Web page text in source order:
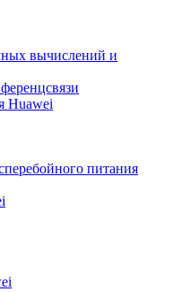
вычислений и
Huawei
питания